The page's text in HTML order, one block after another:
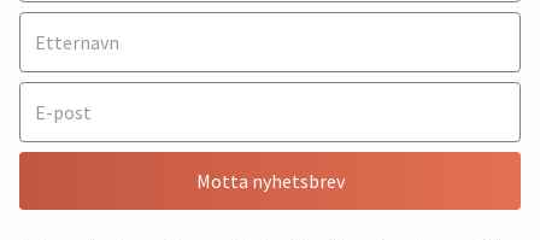
Motta nyhetsbrev